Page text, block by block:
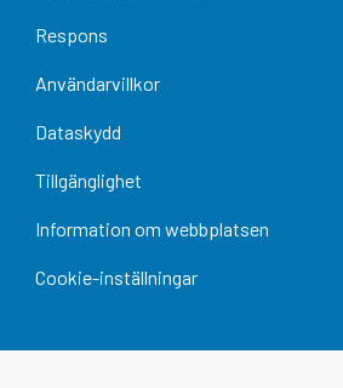
Respons
Användarvillkor
Dataskydd
Tillgänglighet
Information om webbplatsen
Cookie-inställningar